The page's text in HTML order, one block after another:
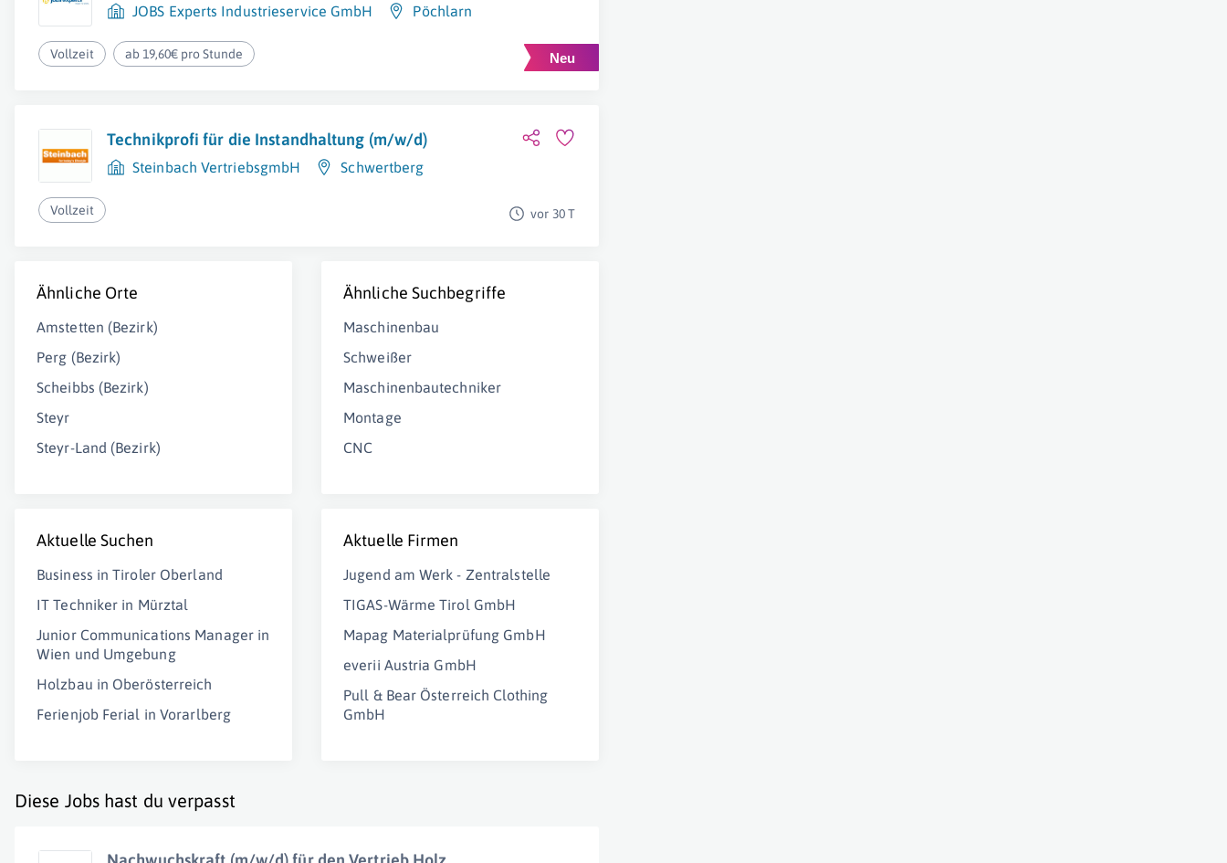
JOBS Experts Industrieservice GmbH Pöchlarn
Vollzeit ab 19,60€ pro Stunde
Technikprofi für die Instandhaltung (m/w/d)
Steinbach VertriebsgmbH Schwertberg
Vollzeit vor 30 T
Ähnliche Orte
Amstetten (Bezirk)
Perg (Bezirk)
Scheibbs (Bezirk)
Steyr
Steyr-Land (Bezirk)
Ähnliche Suchbegriffe
Maschinenbau
Schweißer
Maschinenbautechniker
Montage
CNC
Aktuelle Suchen
Business in Tiroler Oberland
IT Techniker in Mürztal
Junior Communications Manager in
Wien und Umgebung
Holzbau in Oberösterreich
Ferienjob Ferial in Vorarlberg
Aktuelle Firmen
Jugend am Werk - Zentralstelle
TIGAS-Wärme Tirol GmbH
Mapag Materialprüfung GmbH
everii Austria GmbH
Pull & Bear Österreich Clothing
GmbH
Diese Jobs hast du verpasst